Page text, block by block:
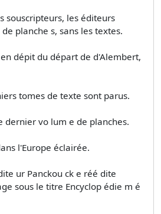
souscripteurs, les éditeurs
planche s, sans les textes.
dépit du départ de d'Alembert,
tomes de texte sont parus.
dernier vo lum e de planches.
l'Europe éclairée.
ur Panckou ck e réé­ dite
sous le titre Encyclop édie m é